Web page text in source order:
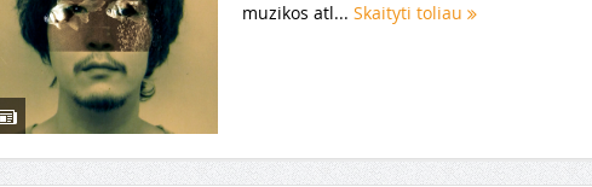
muzikos atl... Skaityti toliau